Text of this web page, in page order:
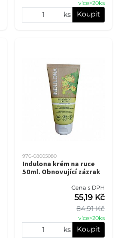
více>20ks
ks Koupit
970-08005080
Indulona krém na ruce
50ml. Obnovující zázrak
Cena s DPH
84,91 Kč
55,19 Kč
více>20ks
ks Koupit